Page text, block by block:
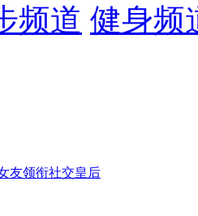
频道 健身频
友领衔社交皇后